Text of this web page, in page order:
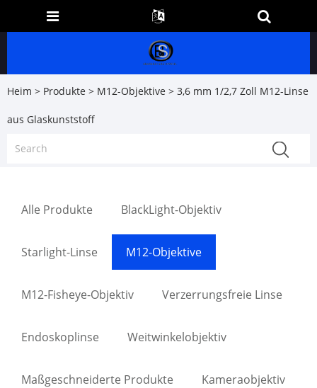
Heim > Produkte > M12-Objektive > 3,6 mm 1/2,7 Zoll M12-Linse
aus Glaskunststoff
Alle Produkte BlackLight-Objektiv
Starlight-Linse M12-Objektive
M12-Fisheye-Objektiv Verzerrungsfreie Linse
Endoskoplinse Weitwinkelobjektiv
Maßgeschneiderte Produkte Kameraobjektiv